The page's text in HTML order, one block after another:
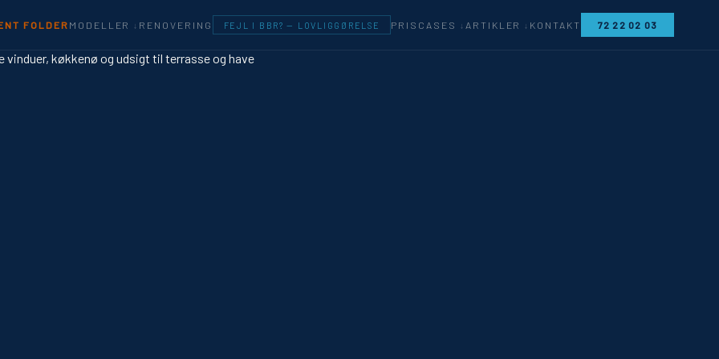
FOLDER MODELLER RENOVERING FEJL I BBR? — LOVLIGGØRELSE PRIS CASES ARTIKLER KONTAKT 72 22 02 03